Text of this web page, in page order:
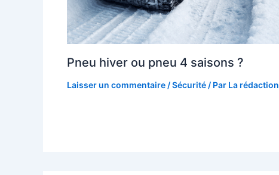
Pneu hiver ou pneu 4 saisons ?
Laisser un commentaire /Sécurité / Par La rédaction